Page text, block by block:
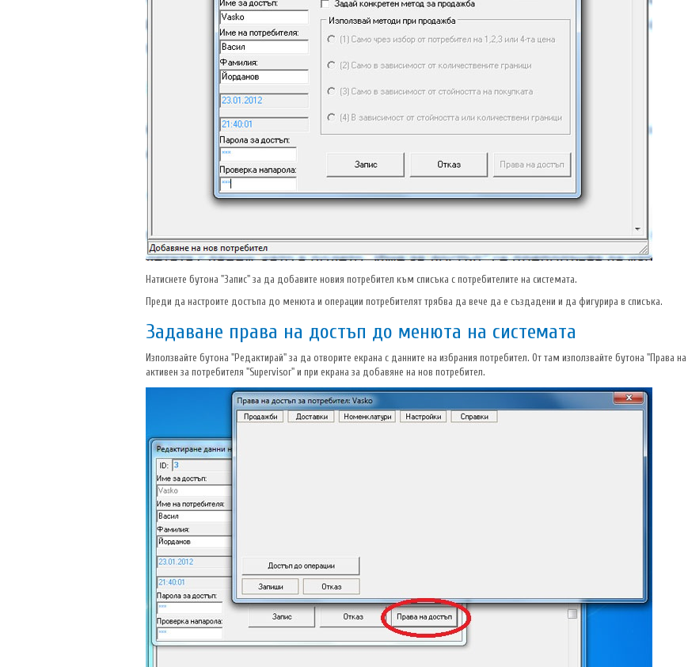
Натиснете бутона "Запис" за да добавите новия потребител към списъка с потребителите на системата.
Преди да настроите достъпа до менюта и операции потребителят трябва да вече да е създадени и да фигурира в списъка.
Задаване права на достъп до менюта на системата
Използвайте бутона "Редактирай" за да отворите екрана с данните на избрания потребител. От там използвайте бутона "Права
активен за потребителя "Supervisor" и при екрана за добавяне на нов потребител.